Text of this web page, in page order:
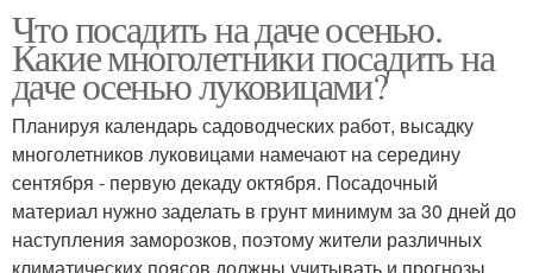
Что посадить на даче осенью.
Какие многолетники посадить на
даче осенью луковицами?
Планируя календарь садоводческих работ, высадку
многолетников луковицами намечают на середину
сентября - первую декаду октября. Посадочный
материал нужно заделать в грунт минимум за 30 дней до
наступления заморозков, поэтому жители различных
климатических поясов должны учитывать и прогнозы